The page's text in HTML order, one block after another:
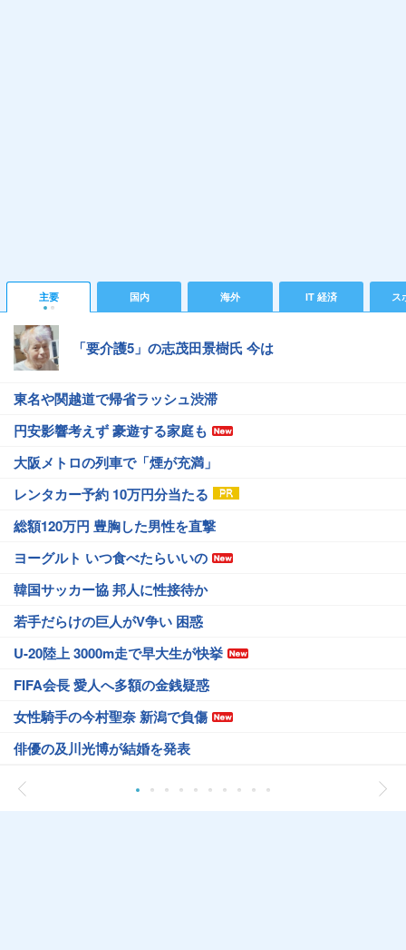
主要 国内 海外 IT 経済 ス
「要介護5」の志茂田景樹氏 今は
東名や関越道で帰省ラッシュ渋滞
円安影響考えず 豪遊する家庭も
大阪メトロの列車で「煙が充満」
レンタカー予約 10万円分当たる
総額120万円 豊胸した男性を直撃
ヨーグルト いつ食べたらいいの
韓国サッカー協 邦人に性接待か
若手だらけの巨人がV争い 困惑
U-20陸上 3000m走で早大生が快挙
FIFA会長 愛人へ多額の金銭疑惑
女性騎手の今村聖奈 新潟で負傷
俳優の及川光博が結婚を発表